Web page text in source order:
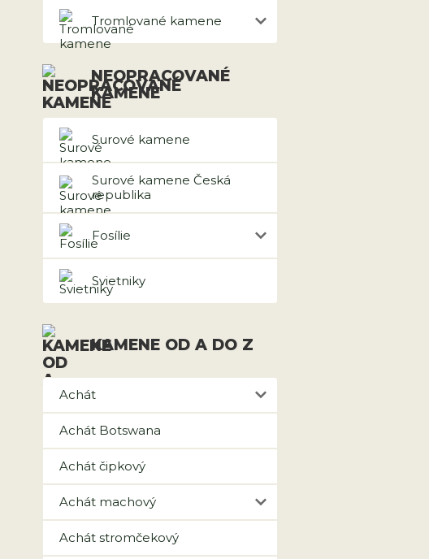
Tromlované kamene
NEOPRACOVANÉ
KAMENE
Surové kamene
Surové kamene Česká
republika
Fosílie
Svietniky
KAMENE OD A DO Z
Achát
Achát Botswana
Achát čipkový
Achát machový
Achát stromčekový